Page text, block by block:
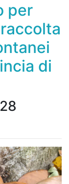
per
di